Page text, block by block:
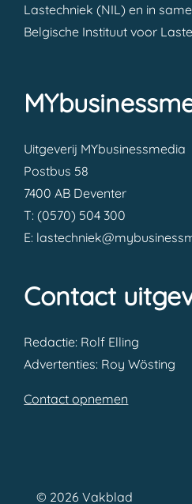
Lastechniek (NIL) en in
Belgische Instituut voor
Uitgeverij MYbusinessmedia
Postbus 58
7400 AB Deventer
T: (0570) 504 300
E:
Contact
Redactie: Rolf Elling
Advertenties: Roy Wösting
Contact opnemen
© 2026 Vakblad